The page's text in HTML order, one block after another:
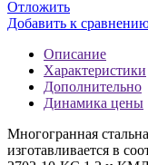
Отложить
Добавить к
Описание
Характеристики
Дополнительно
Динамика цены
Многогранная
изготавливается в